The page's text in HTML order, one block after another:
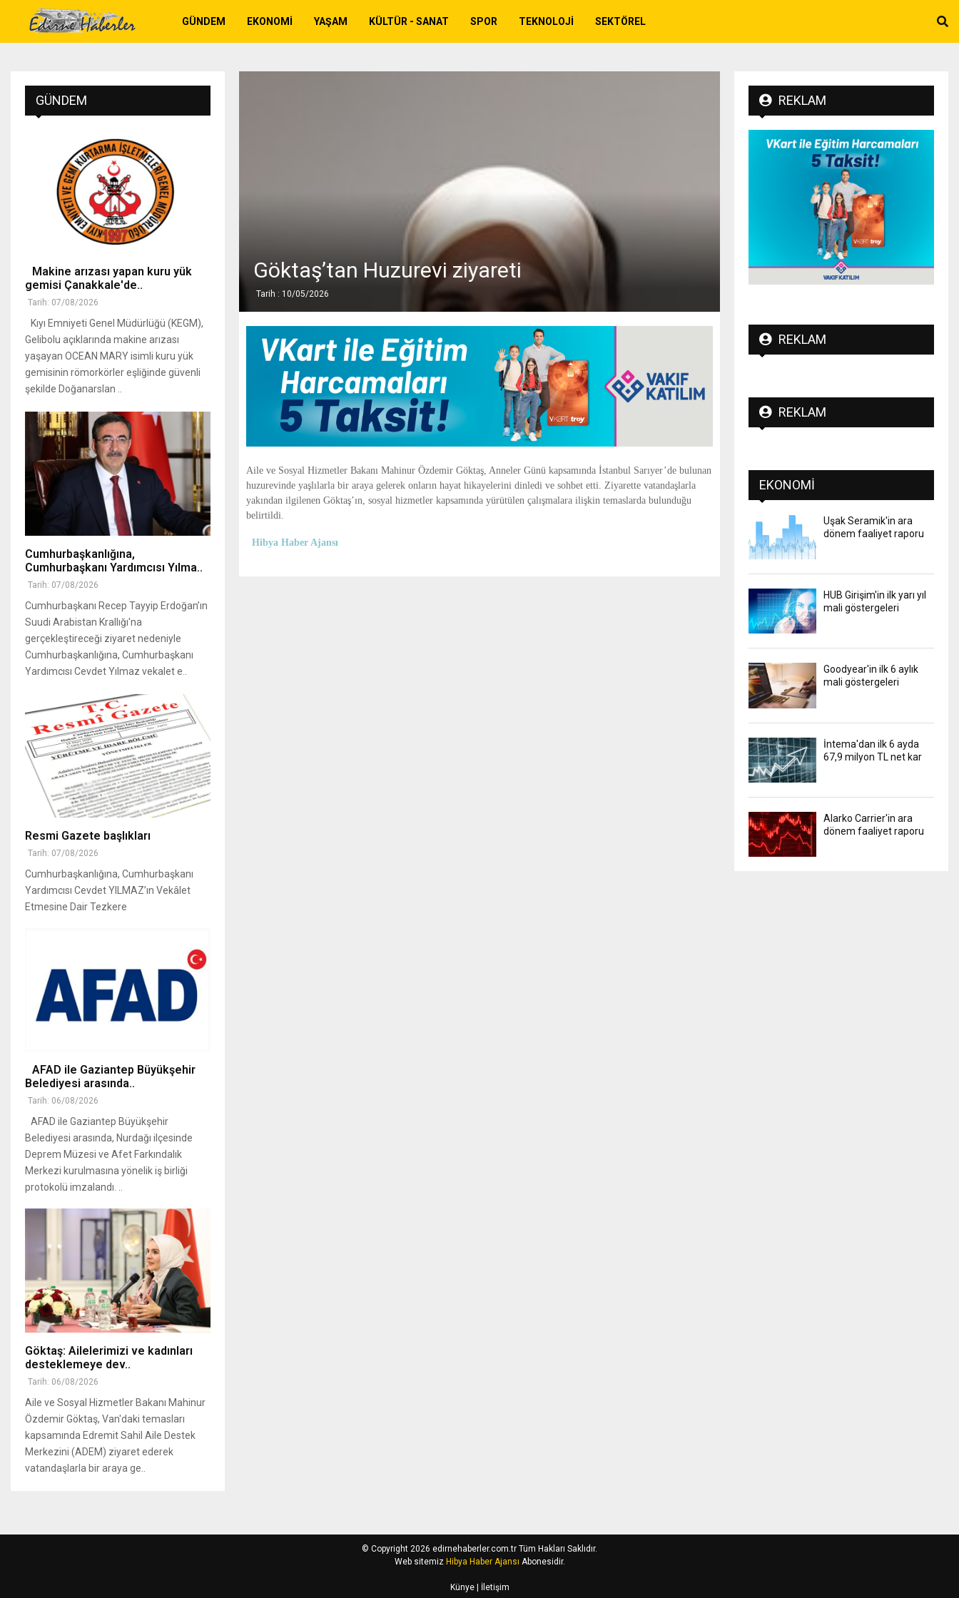
GÜNDEM EKONOMI YAŞAM KÜLTÜR - SANAT SPOR TEKNOLOJI SEKTÖREL
Göktaş’tan Huzurevi ziyareti
Tarih : 10/05/2026
Aile ve Sosyal Hizmetler Bakanı Mahinur Özdemir Göktaş, Anneler Günü kapsamında İstanbul Sarıyer’de bulunan
huzurevinde yaşlılarla bir araya gelerek onların hayat hikayelerini dinledi ve sohbet etti. Ziyarette vatandaşlarla
yakından ilgilenen Göktaş’ın, sosyal hizmetler kapsamında yürütülen çalışmalara ilişkin temaslarda bulunduğu
belirtildi.
Hibya Haber Ajansı
GÜNDEM
Makine arızası yapan kuru yük
gemisi Çanakkale'de..
Tarih: 07/08/2026
Kıyı Emniyeti Genel Müdürlüğü (KEGM),
Gelibolu açıklarında makine arızası
yaşayan OCEAN MARY isimli kuru yük
gemisinin römorkörler eşliğinde güvenli
şekilde Doğanarslan ..
Cumhurbaşkanlığına,
Cumhurbaşkanı Yardımcısı Yılma..
Tarih: 07/08/2026
Cumhurbaşkanı Recep Tayyip Erdoğan’ın
Suudi Arabistan Krallığı'na
gerçekleştireceği ziyaret nedeniyle
Cumhurbaşkanlığına, Cumhurbaşkanı
Yardımcısı Cevdet Yılmaz vekalet e..
Resmi Gazete başlıkları
Tarih: 07/08/2026
Cumhurbaşkanlığına, Cumhurbaşkanı
Yardımcısı Cevdet YILMAZ’ın Vekâlet
Etmesine Dair Tezkere
AFAD ile Gaziantep Büyükşehir
Belediyesi arasında..
Tarih: 06/08/2026
AFAD ile Gaziantep Büyükşehir
Belediyesi arasında, Nurdağı ilçesinde
Deprem Müzesi ve Afet Farkındalık
Merkezi kurulmasına yönelik iş birliği
protokolü imzalandı. ..
Göktaş: Ailelerimizi ve kadınları
desteklemeye dev..
Tarih: 06/08/2026
Aile ve Sosyal Hizmetler Bakanı Mahinur
Özdemir Göktaş, Van'daki temasları
kapsamında Edremit Sahil Aile Destek
Merkezini (ADEM) ziyaret ederek
vatandaşlarla bir araya ge..
REKLAM
REKLAM
REKLAM
EKONOMI
Uşak Seramik'in ara
dönem faaliyet raporu
HUB Girişim'in ilk yarı yıl
mali göstergeleri
Goodyear'in ilk 6 aylık
mali göstergeleri
İntema'dan ilk 6 ayda
67,9 milyon TL net kar
Alarko Carrier'in ara
dönem faaliyet raporu
© Copyright 2026 edirnehaberler.com.tr Tüm Hakları Saklıdır.
Web sitemiz Hibya Haber Ajansı Abonesidir.
Künye| İletişim